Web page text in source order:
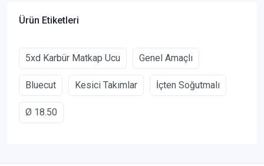
Ürün Etiketleri
5xd Karbür Matkap Ucu Genel Amaçlı
Bluecut Kesici Takımlar İçten Soğutmalı
Ø 18.50